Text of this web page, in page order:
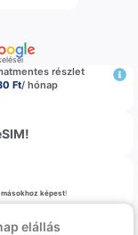
részlet
Ft/ hónap
képest!
elállás